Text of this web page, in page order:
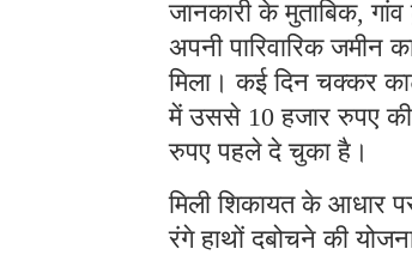
जानकारी के मुताबिक,
अपनी पारिवारिक जमीन
मिला। कई दिन चक्कर
में उससे 10 हजार रुपए
रुपए पहले दे चुका है।
मिली शिकायत के आधार
रंगे हाथों दबोचने की